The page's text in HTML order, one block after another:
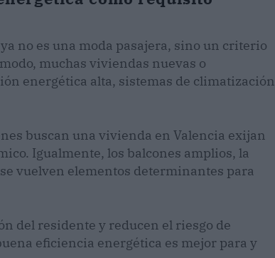
no es una moda pasajera, sino un criterio
muchas viviendas nuevas o
energética alta, sistemas de climatización
buscan una vivienda en Valencia exijan
Igualmente, los balcones amplios, la
vuelven elementos determinantes para
del residente y reducen el riesgo de
eficiencia energética es mejor para y